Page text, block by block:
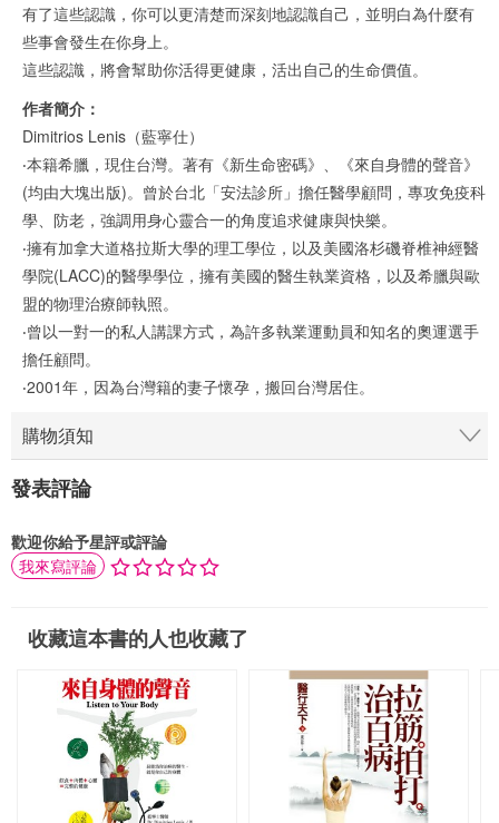
有了這些認識，你可以更清楚而深刻地認識自己，並明白為什麼有
些事會發生在你身上。
這些認識，將會幫助你活得更健康，活出自己的生命價值。
作者簡介：
Dimitrios Lenis（藍寧仕）
‧本籍希臘，現住台灣。著有《新生命密碼》、《來自身體的聲音》
(均由大塊出版)。曾於台北「安法診所」擔任醫學顧問，專攻免疫科
學、防老，強調用身心靈合一的角度追求健康與快樂。
‧擁有加拿大道格拉斯大學的理工學位，以及美國洛杉磯脊椎神經醫
學院(LACC)的醫學學位，擁有美國的醫生執業資格，以及希臘與歐
盟的物理治療師執照。
‧曾以一對一的私人講課方式，為許多執業運動員和知名的奧運選手
擔任顧問。
‧2001年，因為台灣籍的妻子懷孕，搬回台灣居住。
購物須知
發表評論
歡迎你給予星評或評論
我來寫評論
收藏這本書的人也收藏了